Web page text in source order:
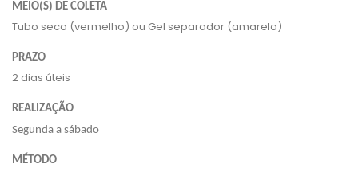
MEIO(S) DE COLETA
Tubo seco (vermelho) ou Gel separador (amarelo)
PRAZO
2 dias úteis
REALIZAÇÃO
Segunda a sábado
MÉTODO